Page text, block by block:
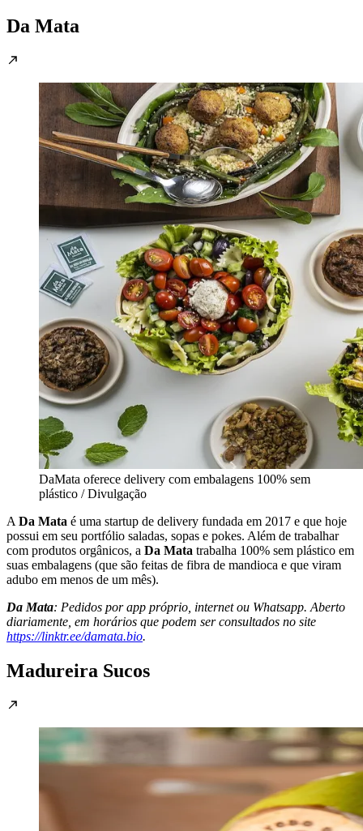
Da Mata
DaMata oferece delivery com embalagens 100% sem
plástico / Divulgação
A Da Mata é uma startup de delivery fundada em 2017 e que hoje
possui em seu portfólio saladas, sopas e pokes. Além de trabalhar
com produtos orgânicos, a Da Mata trabalha 100% sem plástico em
suas embalagens (que são feitas de fibra de mandioca e que viram
adubo em menos de um mês).
Da Mata: Pedidos por app próprio, internet ou Whatsapp. Aberto
diariamente, em horários que podem ser consultados no site
https://linktr.ee/damata.bio.
Madureira Sucos